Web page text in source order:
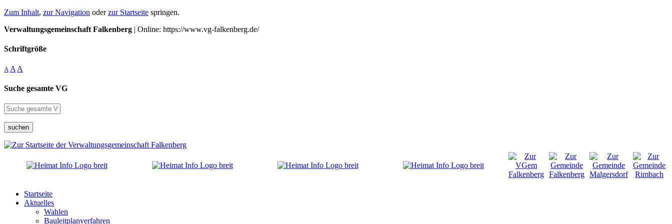
Zum Inhalt, zur Navigation oderzur Startseite springen.
Verwaltungsgemeinschaft Falkenberg | Online: https://www.vg-falkenberg.de/
Schriftgröße
A A A
Suche gesamte VG
suchen
Startseite
Aktuelles
Wahlen
Bauleitplanverfahren